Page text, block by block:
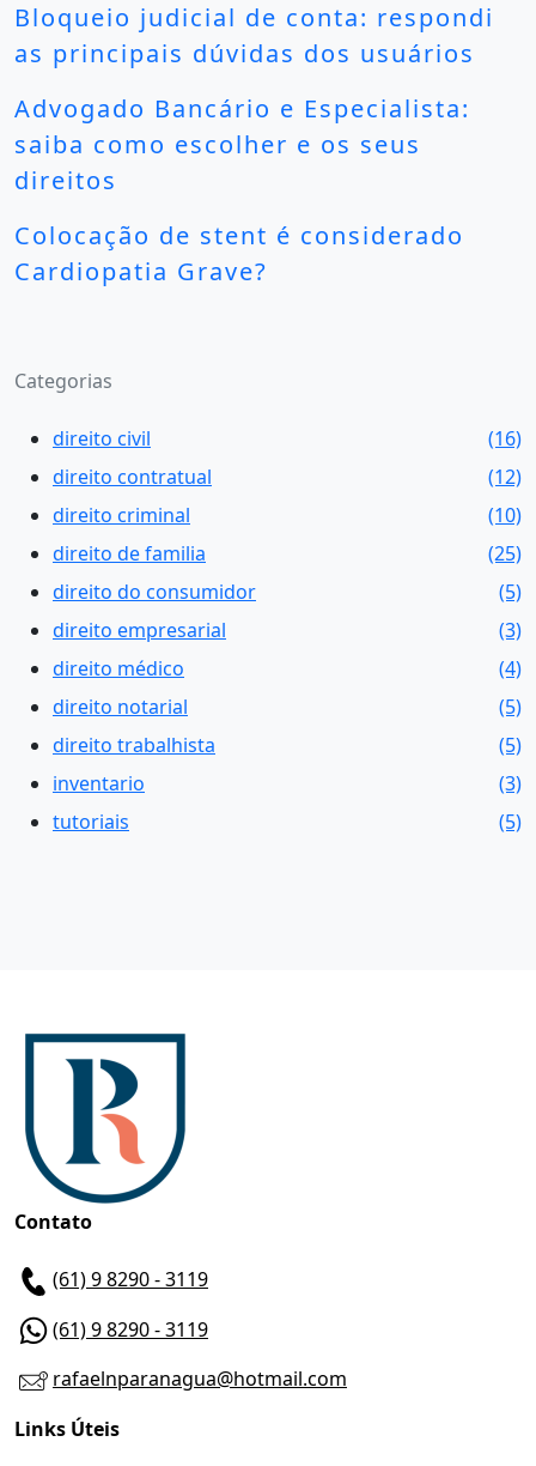
Bloqueio judicial de conta: respondi
as principais dúvidas dos usuários
Advogado Bancário e Especialista:
saiba como escolher e os seus
direitos
Colocação de stent é considerado
Cardiopatia Grave?
Categorias
direito civil
(16)
direito contratual
(12)
direito criminal
(10)
direito de familia
(25)
direito do consumidor
(5)
direito empresarial
(3)
direito médico
(4)
direito notarial
(5)
direito trabalhista
(5)
inventario
(3)
tutoriais
(5)
Contato
(61) 9 8290 - 3119
(61) 9 8290 - 3119
rafaelnparanagua@hotmail.com
Links Úteis